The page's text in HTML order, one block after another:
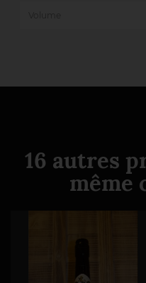
16 autres
même